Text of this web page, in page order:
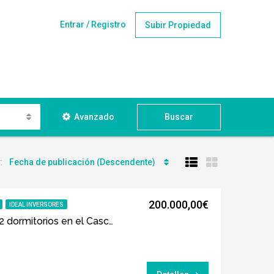
Entrar / Registro Subir Propiedad
Avanzado Buscar
Fecha de publicación (Descendente)
IDEAL INVERSORES
Magnífica vivienda de 2 dormitorios en el Casco Histórico de Córdoba
200.000,00€